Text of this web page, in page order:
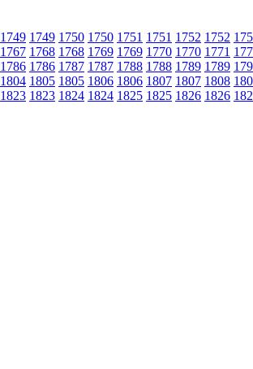
1749 1749 1750 1750 1751 1751 1752 1752
1767 1768 1768 1769 1769 1770 1770 1771
1786 1786 1787 1787 1788 1788 1789 1789
1804 1805 1805 1806 1806 1807 1807 1808
1823 1823 1824 1824 1825 1825 1826 1826